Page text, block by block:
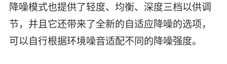
降噪模式也提供了轻度、均衡、深度三档以供调
节，并且它还带来了全新的自适应降噪的选项，
可以自行根据环境噪音适配不同的降噪强度。